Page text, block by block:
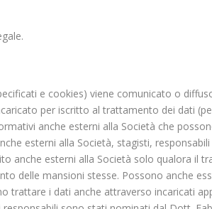
e cookies) viene comunicato o
per iscritto al trattamento dei dati
anche esterni alla Società che
esterni alla Società, stagisti,
anche esterni alla Società solo qualora il
delle mansioni stesse. Possono anche
trattare i dati anche attraverso incaricati